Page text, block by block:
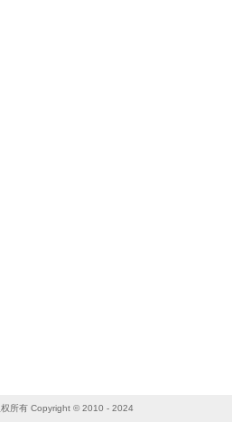
权所有 Copyright © 2010 - 2024